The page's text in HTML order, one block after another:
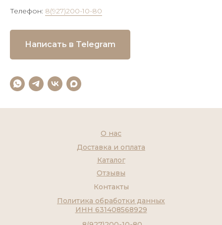
Телефон: 8(927)200-10-80
Написать в Telegram
Контакты
Каталог
О нас
Доставка и оплата
Отзывы
Политика обработки данных
ИНН 631408568929